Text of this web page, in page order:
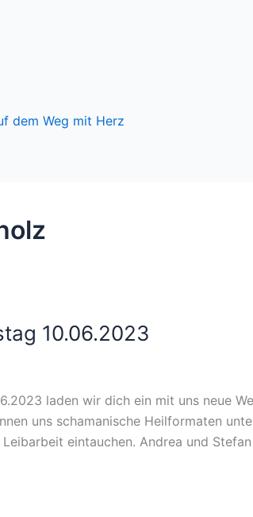
10.06.2023
laden wir dich ein mit uns neue
uns schamanische Heilformaten
eintauchen. Andrea und